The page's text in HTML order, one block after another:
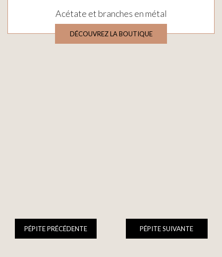
Acétate et branches en métal
DÉCOUVREZ LA BOUTIQUE
PÉPITE PRÉCÉDENTE PÉPITE SUIVANTE